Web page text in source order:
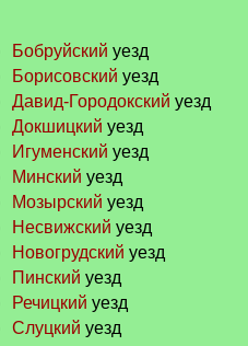
Бобруйский уезд
Борисовский уезд
Давид-Городокский уезд
Докшицкий уезд
Игуменский уезд
Минский уезд
Мозырский уезд
Несвижский уезд
Новогрудский уезд
Пинский уезд
Речицкий уезд
Слуцкий уезд